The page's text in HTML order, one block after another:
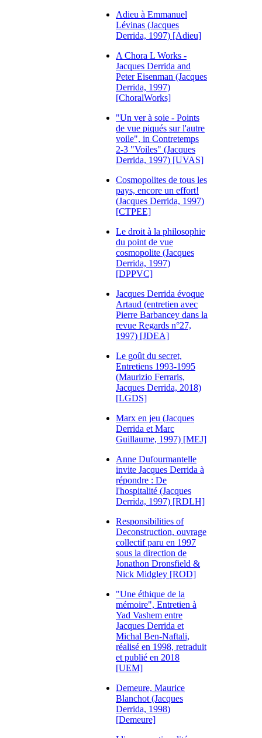
Adieu à Emmanuel
Lévinas (Jacques
Derrida, 1997) [Adieu]
A Chora L Works -
Jacques Derrida and
Peter Eisenman (Jacques
Derrida, 1997)
[ChoralWorks]
"Un ver à soie - Points
de vue piqués sur l'autre
voile", in Contretemps
2-3 "Voiles" (Jacques
Derrida, 1997) [UVAS]
Cosmopolites de tous les
pays, encore un effort!
(Jacques Derrida, 1997)
[CTPEE]
Le droit à la philosophie
du point de vue
cosmopolite (Jacques
Derrida, 1997)
[DPPVC]
Jacques Derrida évoque
Artaud (entretien avec
Pierre Barbancey dans la
revue Regards n°27,
1997) [JDEA]
Le goût du secret,
Entretiens 1993-1995
(Maurizio Ferraris,
Jacques Derrida, 2018)
[LGDS]
Marx en jeu (Jacques
Derrida et Marc
Guillaume, 1997) [MEJ]
Anne Dufourmantelle
invite Jacques Derrida à
répondre : De
l'hospitalité (Jacques
Derrida, 1997) [RDLH]
Responsibilities of
Deconstruction, ouvrage
collectif paru en 1997
sous la direction de
Jonathon Dronsfield &
Nick Midgley [ROD]
"Une éthique de la
mémoire", Entretien à
Yad Vashem entre
Jacques Derrida et
Michal Ben-Naftali,
réalisé en 1998, retraduit
et publié en 2018
[UEM]
Demeure, Maurice
Blanchot (Jacques
Derrida, 1998)
[Demeure]